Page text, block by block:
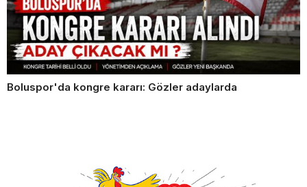
Boluspor'da kongre kararı: Gözler adaylarda